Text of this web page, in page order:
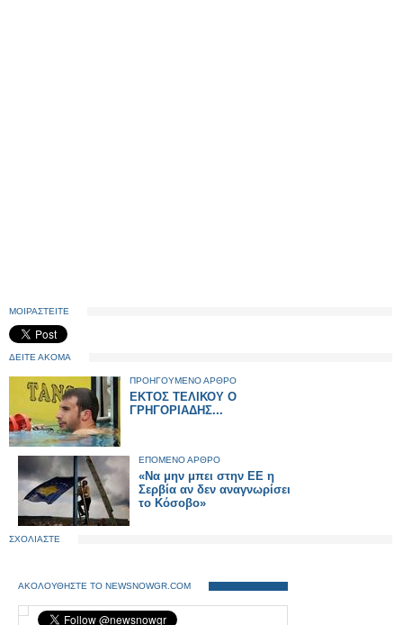
ΜΟΙΡΑΣΤΕΙΤΕ
ΔΕΙΤΕ ΑΚΟΜΑ
ΠΡΟΗΓΟΥΜΕΝΟ ΑΡΘΡΟ
ΕΚΤΟΣ ΤΕΛΙΚΟΥ Ο
ΓΡΗΓΟΡΙΑΔΗΣ...
ΕΠΟΜΕΝΟ ΑΡΘΡΟ
«Να μην μπει στην ΕΕ η
Σερβία αν δεν αναγνωρίσει
το Κόσοβο»
ΣΧΟΛΙΑΣΤΕ
ΑΚΟΛΟΥΘΗΣΤΕ ΤΟ NEWSNOWGR.COM